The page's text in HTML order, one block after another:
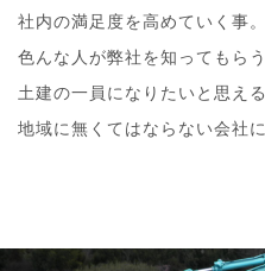
社内の満足度を高めていく事。
色んな人が弊社を知ってもら
土建の一員になりたいと思え
地域に無くてはならない会社に